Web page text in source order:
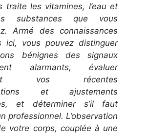
traite les vitamines, l’eau et
substances que vous
Armé des connaissances
ici, vous pouvez distinguer
bénignes des signaux
alarmants, évaluer
vos récentes
et ajustements
et déterminer s’il faut
professionnel. L’observation
votre corps, couplée à une